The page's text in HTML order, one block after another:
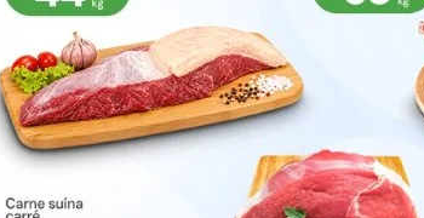
será promovido o evento de
nesta edição faremos a entrega dos
dividir em três meses as
posteriormente”, explica.